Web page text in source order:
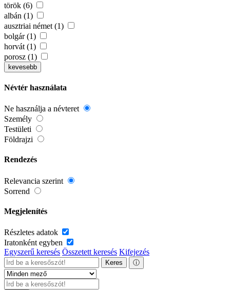
török (6)
albán (1)
ausztriai német (1)
bolgár (1)
horvát (1)
porosz (1)
kevesebb
Névtér használata
Ne használja a névteret
Személy
Testületi
Földrajzi
Rendezés
Relevancia szerint
Sorrend
Megjelenítés
Részletes adatok
Iratonként egyben
Egyszerű keresés Összetett keresés Kifejezés
Keres ⓘ